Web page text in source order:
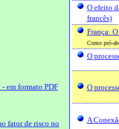
em formato PDF
fator de risco no
O efeito
francês)
França:
Como pró-
O
O
A